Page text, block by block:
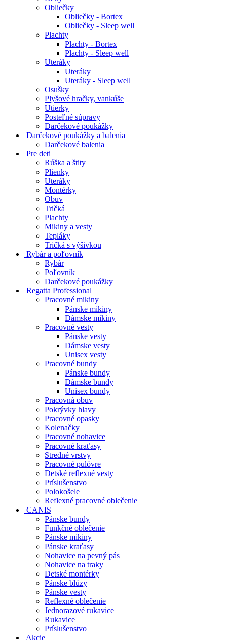
Obliečky
Obliečky - Bortex
Obliečky - Sleep well
Plachty
Plachty - Bortex
Plachty - Sleep well
Uteráky
Uteráky
Uteráky - Sleep well
Osušky
Plyšové hračky, vankúše
Utierky
Posteľné súpravy
Darčekové poukážky
Darčekové poukážky a balenia
Darčekové balenia
Pre deti
Rúška a štity
Plienky
Uteráky
Montérky
Obuv
Tričká
Plachty
Mikiny a vesty
Tepláky
Tričká s výšivkou
Rybár a poľovník
Rybár
Poľovník
Darčekové poukážky
Regatta Professional
Pracovné mikiny
Pánske mikiny
Dámske mikiny
Pracovné vesty
Pánske vesty
Dámske vesty
Unisex vesty
Pracovné bundy
Pánske bundy
Dámske bundy
Unisex bundy
Pracovná obuv
Pokrývky hlavy
Pracovné opasky
Kolenačky
Pracovné nohavice
Pracovné kraťasy
Stredné vrstvy
Pracovné pulóvre
Detské reflexné vesty
Príslušenstvo
Polokošele
Reflexné pracovné oblečenie
CANIS
Pánske bundy
Funkčné oblečenie
Pánske mikiny
Pánske kraťasy
Nohavice na pevný pás
Nohavice na traky
Detské montérky
Pánske blúzy
Pánske vesty
Reflexné oblečenie
Jednorazové rukavice
Rukavice
Príslušenstvo
Akcie